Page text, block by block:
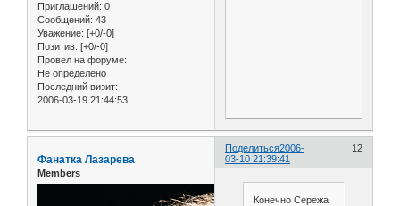
Приглашений: 0
Сообщений: 43
Уважение: [+0/-0]
Позитив: [+0/-0]
Провел на форуме:
Не определено
Последний визит:
2006-03-19 21:44:53
Поделиться 12
2006-
03-10 21:39:41
Фанатка Лазарева
Members
Конечно Сережа